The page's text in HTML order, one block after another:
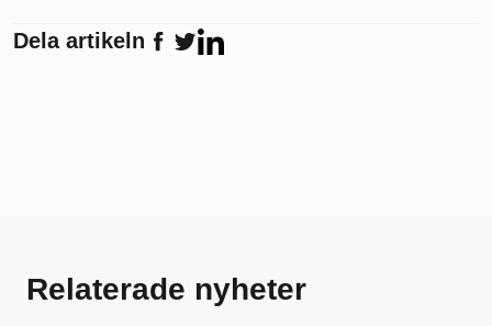
Dela artikeln
Relaterade nyheter